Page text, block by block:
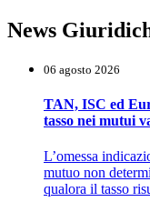
News
06 agosto 2026
TAN, ISC ed
tasso nei mutui
L’omessa
mutuo non
qualora il tasso